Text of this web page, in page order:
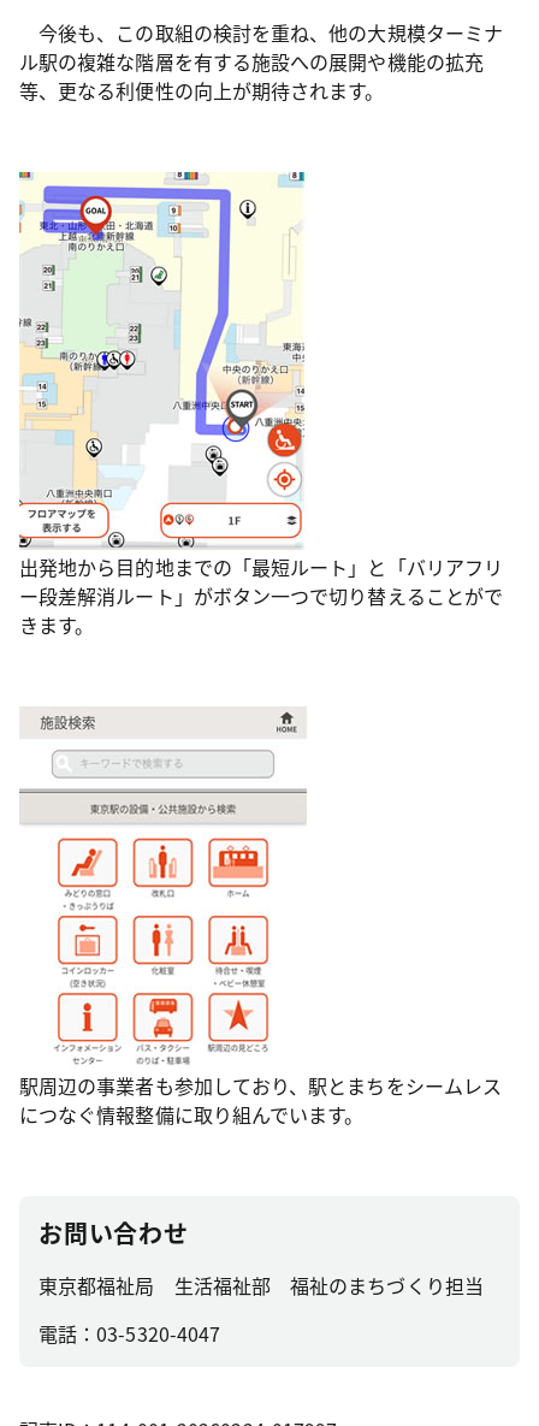
今後も、この取組の検討を重ね、他の大規模ターミナ
ル駅の複雑な階層を有する施設への展開や機能の拡充
等、更なる利便性の向上が期待されます。
出発地から目的地までの「最短ルート」と「バリアフリ
ー段差解消ルート」がボタン一つで切り替えることがで
きます。
駅周辺の事業者も参加しており、駅とまちをシームレス
につなぐ情報整備に取り組んでいます。
お問い合わせ
東京都福祉局 生活福祉部 福祉のまちづくり担当
電話：03-5320-4047